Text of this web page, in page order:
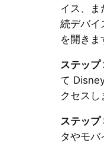
イス、ま
続デバイ
を開きま
ステップ
て
クセスし
ステップ
タやモ